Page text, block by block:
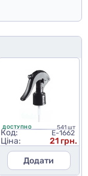
ДОСТУПНО 541 шт
Код: E-1662
Ціна:
21 грн.
Додати